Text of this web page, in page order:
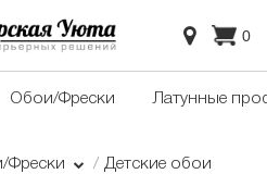
0
Обои/Фрески Латунные
Фрески Детские обои